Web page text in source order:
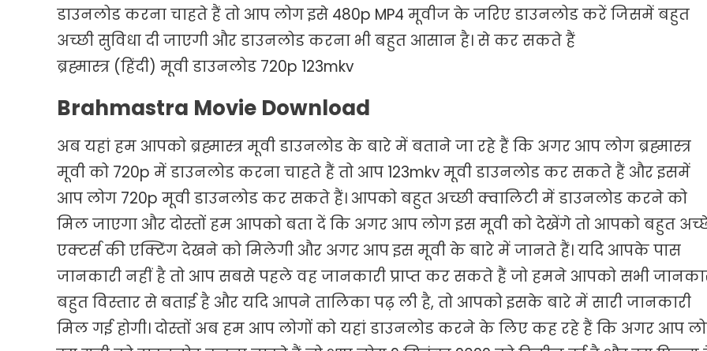
डाउनलोड करना चाहते हैं तो आप लोग इसे 480p MP4 मूवीज के जरिए डाउनलोड करें जिसमें बहुत
अच्छी सुविधा दी जाएगी और डाउनलोड करना भी बहुत आसान है। से कर सकते हैं
ब्रह्मास्त्र (हिंदी) मूवी डाउनलोड 720p 123mkv
Brahmastra Movie Download
अब यहां हम आपको ब्रह्मास्त्र मूवी डाउनलोड के बारे में बताने जा रहे हैं कि अगर आप लोग ब्रह्मास्त्र
मूवी को 720p में डाउनलोड करना चाहते हैं तो आप 123mkv मूवी डाउनलोड कर सकते हैं और इसमें
आप लोग 720p मूवी डाउनलोड कर सकते हैं। आपको बहुत अच्छी क्वालिटी में डाउनलोड करने को
मिल जाएगा और दोस्तों हम आपको बता दें कि अगर आप लोग इस मूवी को देखेंगे तो आपको बहुत
एक्टर्स की एक्टिंग देखने को मिलेगी और अगर आप इस मूवी के बारे में जानते हैं। यदि आपके पास
जानकारी नहीं है तो आप सबसे पहले वह जानकारी प्राप्त कर सकते हैं जो हमने आपको सभी
बहुत विस्तार से बताई है और यदि आपने तालिका पढ़ ली है, तो आपको इसके बारे में सारी जानकारी
मिल गई होगी। दोस्तों अब हम आप लोगों को यहां डाउनलोड करने के लिए कह रहे हैं कि अगर आप